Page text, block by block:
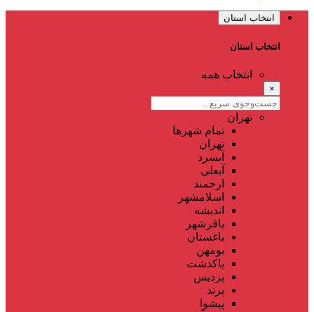
انتخاب استان
انتخاب استان
انتخاب همه
×
تهران
تمام شهر‌ها
تهران
آبسرد
آبعلی
ارجمند
اسلامشهر
اندیشه
باقرشهر
باغستان
بومهن
پاکدشت
پردیس
پرند
پیشوا